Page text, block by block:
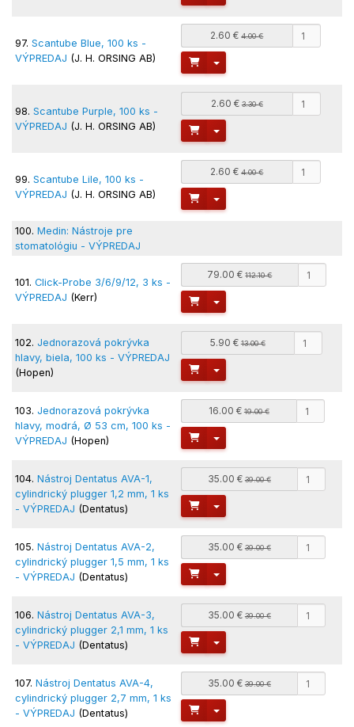
97. Scantube Blue, 100 ks -
VÝPREDAJ (J. H. ORSING AB)
2.60 €4.00 €
Toggle Dropdown
98. Scantube Purple, 100 ks -
VÝPREDAJ (J. H. ORSING AB)
2.60 €3.30 €
Toggle Dropdown
99. Scantube Lile, 100 ks -
VÝPREDAJ (J. H. ORSING AB)
2.60 €4.00 €
Toggle Dropdown
100. Medin: Nástroje pre
stomatológiu - VÝPREDAJ
101. Click-Probe 3/6/9/12, 3 ks -
VÝPREDAJ (Kerr)
79.00 €112.10 €
Toggle Dropdown
102. Jednorazová pokrývka
hlavy, biela, 100 ks - VÝPREDAJ
(Hopen)
5.90 €13.00 €
Toggle Dropdown
103. Jednorazová pokrývka
hlavy, modrá, Ø 53 cm, 100 ks -
VÝPREDAJ (Hopen)
16.00 €19.00 €
Toggle Dropdown
104. Nástroj Dentatus AVA-1,
cylindrický plugger 1,2 mm, 1 ks
- VÝPREDAJ (Dentatus)
35.00 €39.00 €
Toggle Dropdown
105. Nástroj Dentatus AVA-2,
cylindrický plugger 1,5 mm, 1 ks
- VÝPREDAJ (Dentatus)
35.00 €39.00 €
Toggle Dropdown
106. Nástroj Dentatus AVA-3,
cylindrický plugger 2,1 mm, 1 ks
- VÝPREDAJ (Dentatus)
35.00 €39.00 €
Toggle Dropdown
107. Nástroj Dentatus AVA-4,
cylindrický plugger 2,7 mm, 1 ks
- VÝPREDAJ (Dentatus)
35.00 €39.00 €
Toggle Dropdown